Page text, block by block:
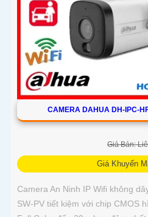
CAMERA DAHUA DH-IPC-
Giá Bán:
Giá Khuyến
Camera An Ninh IP Wifi không
SW-PV tiết kiệm với chip CMOS